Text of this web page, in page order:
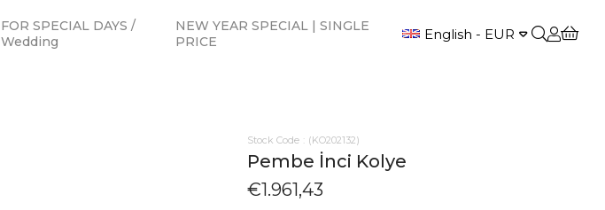
FOR SPECIAL DAYS /
Wedding
NEW YEAR SPECIAL | SINGLE
PRICE
English - EUR
Stock Code (KO202132)
Pembe İnci Kolye
€1.961,43